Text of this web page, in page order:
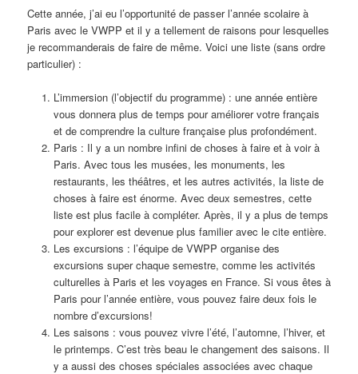
Cette année, j’ai eu l’opportunité de passer l’année scolaire à
Paris avec le VWPP et il y a tellement de raisons pour lesquelles
je recommanderais de faire de même. Voici une liste (sans ordre
particulier) :
L’immersion (l’objectif du programme) : une année entière
vous donnera plus de temps pour améliorer votre français
et de comprendre la culture française plus profondément.
Paris : Il y a un nombre infini de choses à faire et à voir à
Paris. Avec tous les musées, les monuments, les
restaurants, les théâtres, et les autres activités, la liste de
choses à faire est énorme. Avec deux semestres, cette
liste est plus facile à compléter. Après, il y a plus de temps
pour explorer est devenue plus familier avec le cite entière.
Les excursions : l’équipe de VWPP organise des
excursions super chaque semestre, comme les activités
culturelles à Paris et les voyages en France. Si vous êtes à
Paris pour l’année entière, vous pouvez faire deux fois le
nombre d’excursions!
Les saisons : vous pouvez vivre l’été, l’automne, l’hiver, et
le printemps. C’est très beau le changement des saisons. Il
y a aussi des choses spéciales associées avec chaque